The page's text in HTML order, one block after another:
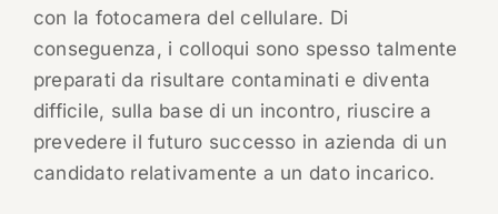
con la fotocamera del cellulare. Di
conseguenza, i colloqui sono spesso talmente
preparati da risultare contaminati e diventa
difficile, sulla base di un incontro, riuscire a
prevedere il futuro successo in azienda di un
candidato relativamente a un dato incarico.